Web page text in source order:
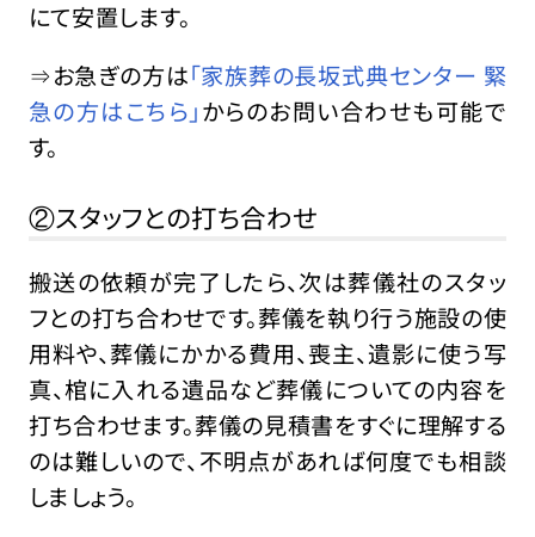
にて安置します。
⇒お急ぎの方は「家族葬の長坂式典センター 緊
急の方はこちら」からのお問い合わせも可能で
す。
②スタッフとの打ち合わせ
搬送の依頼が完了したら、次は葬儀社のスタッ
フとの打ち合わせです。葬儀を執り行う施設の使
用料や、葬儀にかかる費用、喪主、遺影に使う写
真、棺に入れる遺品など葬儀についての内容を
打ち合わせます。葬儀の見積書をすぐに理解する
のは難しいので、不明点があれば何度でも相談
しましょう。